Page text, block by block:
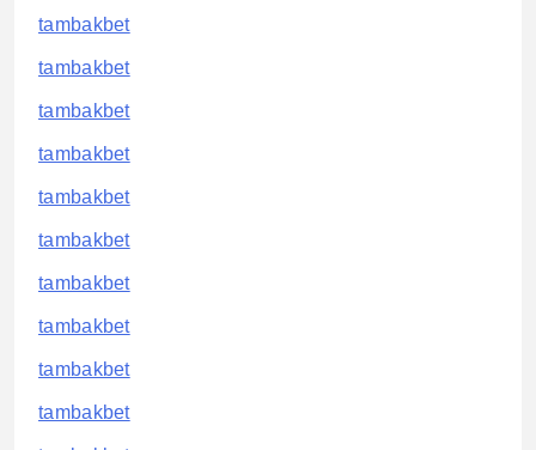
tambakbet
tambakbet
tambakbet
tambakbet
tambakbet
tambakbet
tambakbet
tambakbet
tambakbet
tambakbet